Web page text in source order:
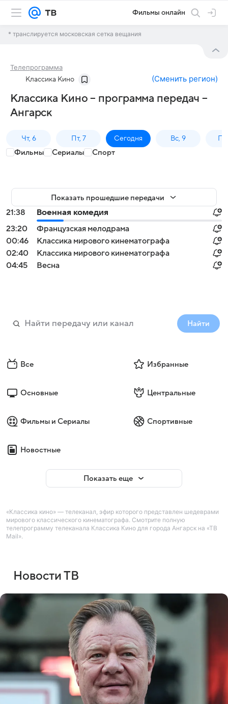
Фильмы онлайн
* транслируется московская сетка вещания
Телепрограмма
Классика Кино (Сменить регион)
Классика Кино – программа передач –
Ангарск
Чт, 6 Пт, 7 Сегодня Вс, 9
Фильмы Сериалы Спорт
Показать прошедшие передачи
21:38
Военная комедия
23:20
Французская мелодрама
00:46
Классика мирового кинематографа
02:40
Классика мирового кинематографа
04:45
Весна
Найти
Все Избранные
Основные Центральные
Фильмы и Сериалы Спортивные
Новостные
Показать еще
«Классика кино» — телеканал, эфир которого представлен шедеврами
мирового классического кинематографа. Смотрите полную
телепрограмму телеканала Классика Кино для города Ангарск на «ТВ
Mail».
Новости ТВ